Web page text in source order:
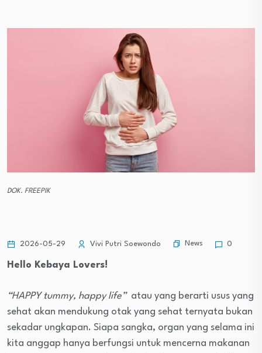
DOK. FREEPIK
2026-05-29 Vivi Putri Soewondo News 0
Hello Kebaya Lovers!
“HAPPY tummy, happy life” atau yang berarti usus yang
sehat akan mendukung otak yang sehat ternyata bukan
sekadar ungkapan. Siapa sangka, organ yang selama ini
kita anggap hanya berfungsi untuk mencerna makanan